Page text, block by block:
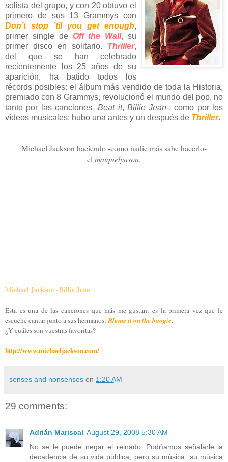
solista del grupo, y con 20 obtuvo el
primero de sus 13 Grammys con
Don’t stop ’til you get enough,
primer single de Off the Wall, su
primer disco en solitario. Thriller,
del que se han celebrado
recientemente los 25 años de su
aparición, ha batido todos los
récords posibles: el álbum más vendido de toda la Historia,
premiado con 8 Grammys, revolucionó el mundo del pop, no
tanto por las canciones -Beat it, Billie Jean-, como por los
vídeos musicales: hubo una antes y un después de Thriller.
Michael Jackson haciendo -como nadie más sabe hacerlo-
el maiquelyason.
Michael Jackson - Billie Jean
Esta es una de las canciones que más me gustan: es la primera vez que le
escuché cantar junto a sus hermanos: Blame it on the boogie.
¿Y cuáles son vuestras favoritas?
http://www.michaeljackson.com/
senses and nonsenses en 1:20 AM
29 comments:
Adrián Mariscal August 29, 2008 5:30 AM
No se le puede negar el reinado. Podrìamos señalarle la
decadencia de su vida pùblica, pero su mùsica, su mùsica